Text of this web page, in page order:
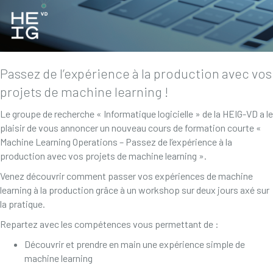
Passez de l’expérience à la production avec vos
projets de machine learning !
Le groupe de recherche « Informatique logicielle » de la HEIG-VD a le
plaisir de vous annoncer un nouveau cours de formation courte «
Machine Learning Operations – Passez de l’expérience à la
production avec vos projets de machine learning ».
Venez découvrir comment passer vos expériences de machine
learning à la production grâce à un workshop sur deux jours axé sur
la pratique.
Repartez avec les compétences vous permettant de :
Découvrir et prendre en main une expérience simple de
machine learning